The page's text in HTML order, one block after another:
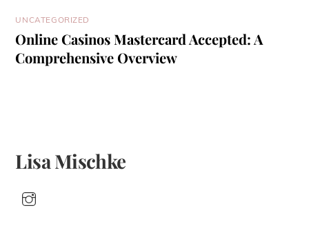
UNCATEGORIZED
Online Casinos Mastercard Accepted: A
Comprehensive Overview
Lisa Mischke